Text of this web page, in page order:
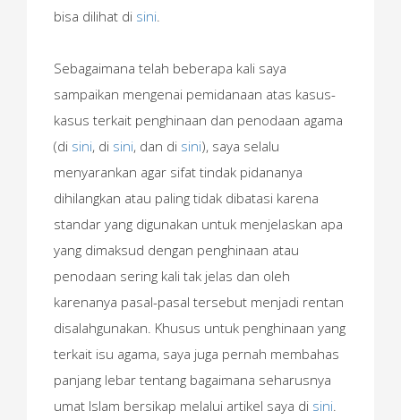
bisa dilihat di sini.
Sebagaimana telah beberapa kali saya
sampaikan mengenai pemidanaan atas kasus-
kasus terkait penghinaan dan penodaan agama
(di sini, di sini, dan di sini), saya selalu
menyarankan agar sifat tindak pidananya
dihilangkan atau paling tidak dibatasi karena
standar yang digunakan untuk menjelaskan apa
yang dimaksud dengan penghinaan atau
penodaan sering kali tak jelas dan oleh
karenanya pasal-pasal tersebut menjadi rentan
disalahgunakan. Khusus untuk penghinaan yang
terkait isu agama, saya juga pernah membahas
panjang lebar tentang bagaimana seharusnya
umat Islam bersikap melalui artikel saya di sini.